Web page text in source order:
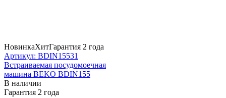
НовинкаХитГарантия 2 года
Артикул: BDIN15531
Встраиваемая посудомоечная
машина BEKO BDIN155
В наличии
Гарантия 2 года